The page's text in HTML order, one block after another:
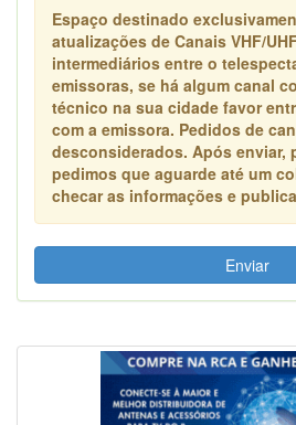
Espaço destinado
atualizações de Canais VHF/
intermediários entre o
emissoras, se há algum canal
técnico na sua cidade favor
com a emissora. Pedidos de
desconsiderados. Após enviar,
pedimos que aguarde até um
checar as informações e
Enviar